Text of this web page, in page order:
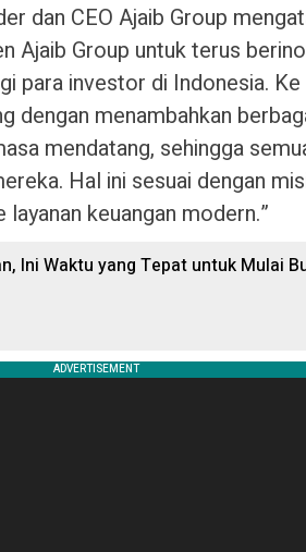
dan CEO Ajaib Group
Ajaib Group untuk terus
para investor di Indonesia. Ke
dengan menambahkan
mendatang, sehingga
Hal ini sesuai dengan
keuangan modern.”
Ini Waktu yang Tepat untuk Mulai